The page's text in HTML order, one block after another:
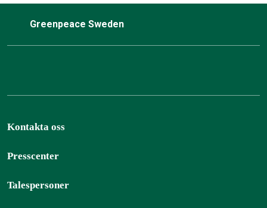
Greenpeace Sweden
Kontakta oss
Presscenter
Talespersoner